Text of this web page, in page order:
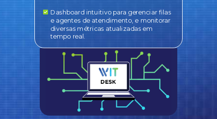
Dashboard intuitivo para gerenciar filas
e agentes de atendimento, e monitorar
diversas métricas atualizadas em
tempo real.